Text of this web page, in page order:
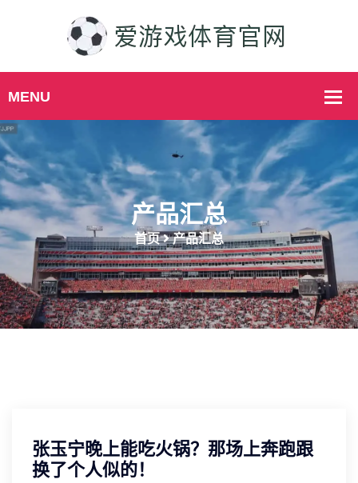
产品汇总
首页 产品汇总
张玉宁晚上能吃火锅？那场上奔跑跟
换了个人似的！